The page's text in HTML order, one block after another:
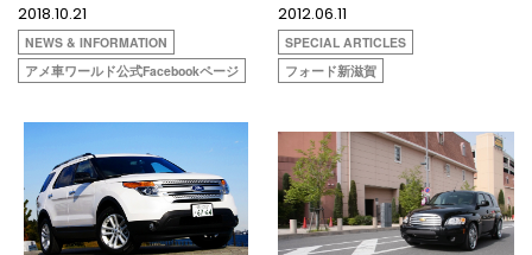
2018.10.21
NEWS & INFORMATION
アメ車ワールド公式Facebookページ
2012.06.11
SPECIAL ARTICLES
フォード新滋賀